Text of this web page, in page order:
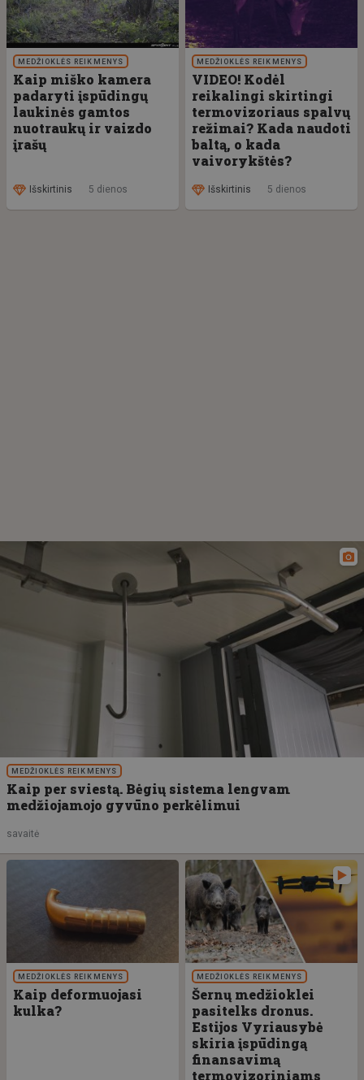
MEDŽIOKLĖS REIKMENYS
Kaip miško kamera
padaryti įspūdingų
laukinės gamtos
nuotraukų ir vaizdo
įrašų
Išskirtinis 5 dienos
MEDŽIOKLĖS REIKMENYS
VIDEO! Kodėl
reikalingi skirtingi
termovizoriaus spalvų
režimai? Kada naudoti
baltą, o kada
vaivorykštės?
Išskirtinis 5 dienos
MEDŽIOKLĖS REIKMENYS
Kaip per sviestą. Bėgių sistema lengvam
medžiojamojo gyvūno perkėlimui
savaitė
MEDŽIOKLĖS REIKMENYS
Kaip deformuojasi
kulka?
MEDŽIOKLĖS REIKMENYS
Šernų medžioklei
pasitelks dronus.
Estijos Vyriausybė
skiria įspūdingą
finansavimą
termovizoriniams